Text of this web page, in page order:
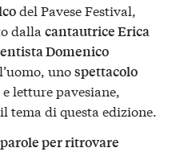
del Pavese Festival,
dalla cantautrice Erica
Domenico
unospettacolo
letture pavesiane,
tema di questa edizione.
parole per ritrovare